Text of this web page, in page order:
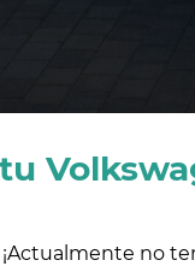
¡Actualmente no